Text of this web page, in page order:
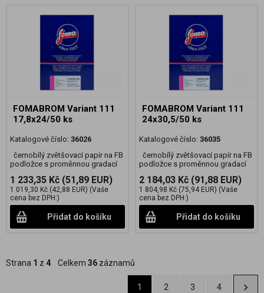
FOMABROM Variant 111
17,8x24/50 ks
Katalogové číslo: 36026
černobílý zvětšovací papír na FB
podložce s proměnnou gradací
1 233,35 Kč (51,89 EUR)
1 019,30 Kč (42,88 EUR) (Vaše
cena bez DPH:)
Přidat do košíku
FOMABROM Variant 111
24x30,5/50 ks
Katalogové číslo: 36035
černobílý zvětšovací papír na FB
podložce s proměnnou gradací
2 184,03 Kč (91,88 EUR)
1 804,98 Kč (75,94 EUR) (Vaše
cena bez DPH:)
Přidat do košíku
Strana 1 z 4 Celkem 36 záznamů
1 2 3 4